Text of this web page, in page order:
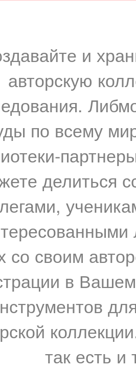
и
авторскую
по всему
делиться
со своим
в
так есть и